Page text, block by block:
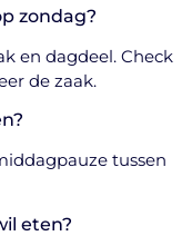
zondag?
en dagdeel. Check
de zaak.
tussen
eten?